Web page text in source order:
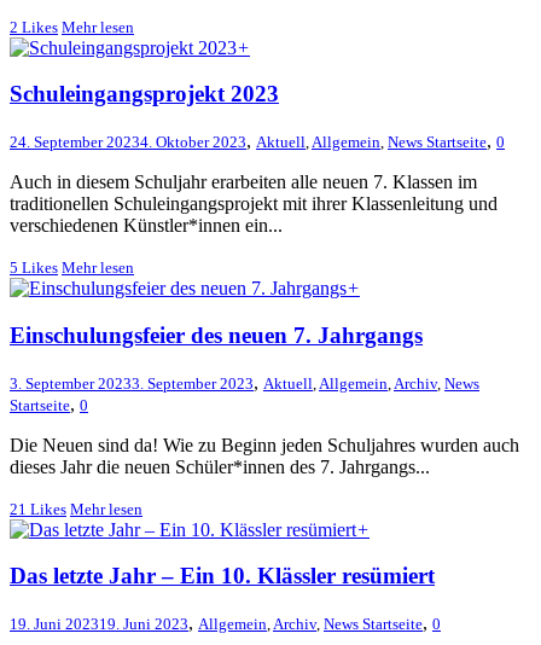
2 Likes Mehr lesen
+
Schuleingangsprojekt 2023
24. September 20234. Oktober 2023, Aktuell,Allgemein, News Startseite, 0
Auch in diesem Schuljahr erarbeiten alle neuen 7. Klassen im
traditionellen Schuleingangsprojekt mit ihrer Klassenleitung und
verschiedenen Künstler*innen ein...
5 Likes Mehr lesen
+
Einschulungsfeier des neuen 7. Jahrgangs
3. September 20233. September 2023, Aktuell Allgemein Archiv, News
Startseite, 0
Die Neuen sind da! Wie zu Beginn jeden Schuljahres wurden auch
dieses Jahr die neuen Schüler*innen des 7. Jahrgangs...
21 Likes Mehr lesen
+
Das letzte Jahr – Ein 10. Klässler resümiert
19. Juni 202319. Juni 2023, Allgemein,Archiv, News Startseite, 0